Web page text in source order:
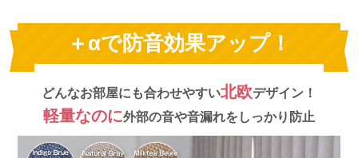
＋αで防音効果アップ！
どんなお部屋にも合わせやすい北欧デザイン！
軽量なのに外部の音や音漏れをしっかり防止